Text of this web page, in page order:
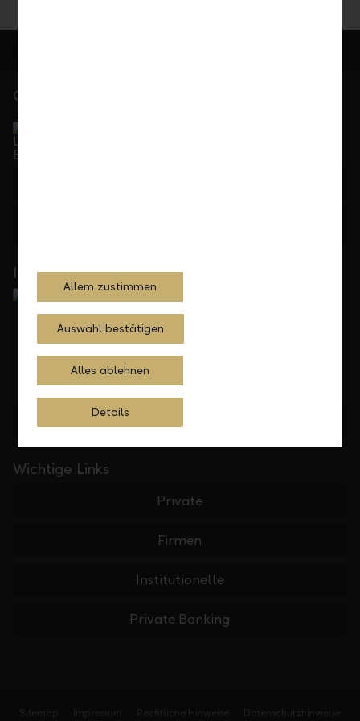
Gerne für Sie da
In Ihrer Nähe
Standorte finden
Wichtige Links
Private
Firmen
Institutionelle
Private Banking
Allem zustimmen
Auswahl bestätigen
Alles ablehnen
Details